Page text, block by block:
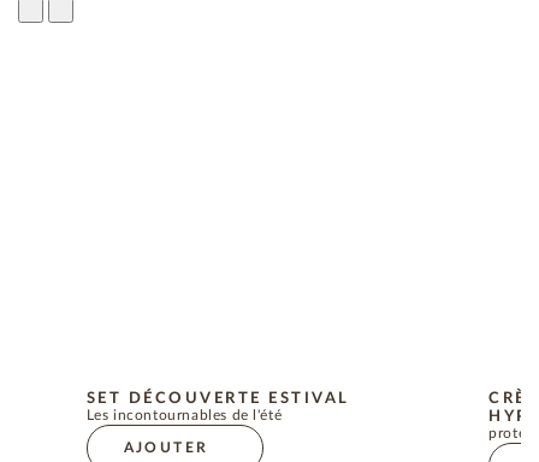
SET DÉCOUVERTE ESTIVAL
Les incontournables de l'été
AJOUTER